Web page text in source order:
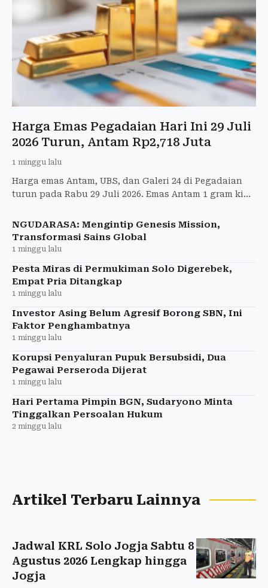
Harga Emas Pegadaian Hari Ini 29 Juli
2026 Turun, Antam Rp2,718 Juta
1 minggu lalu
Harga emas Antam, UBS, dan Galeri 24 di Pegadaian
turun pada Rabu 29 Juli 2026. Emas Antam 1 gram kini
NGUDARASA: Mengintip Genesis Mission,
Transformasi Sains Global
1 minggu lalu
Pesta Miras di Permukiman Solo Digerebek,
Empat Pria Ditangkap
1 minggu lalu
Investor Asing Belum Agresif Borong SBN, Ini
Faktor Penghambatnya
1 minggu lalu
Korupsi Penyaluran Pupuk Bersubsidi, Dua
Pegawai Perseroda Dijerat
1 minggu lalu
Hari Pertama Pimpin BGN, Sudaryono Minta
Tinggalkan Persoalan Hukum
2 minggu lalu
Artikel Terbaru Lainnya
Jadwal KRL Solo Jogja Sabtu 8
Agustus 2026 Lengkap hingga
Jogja